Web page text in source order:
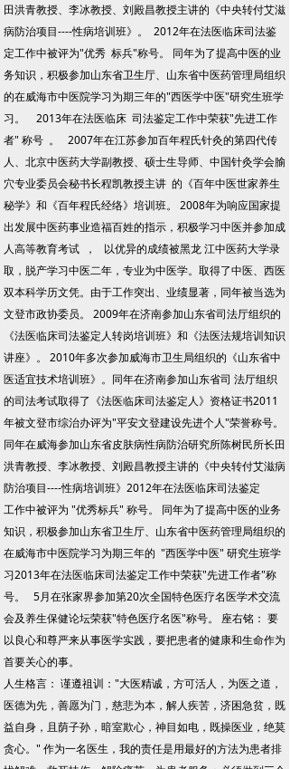
田洪青教授、李冰教授、刘殿昌教授主讲的《中央转付艾滋
病防治项目----性病培训班》。 2012年在法医临床司法鉴
定工作中被评为"优秀 标兵"称号。 同年为了提高中医的业
务知识，积极参加山东省卫生厅、山东省中医药管理局组织
的在威海市中医院学习为期三年的"西医学中医"研究生班学
习。 2013年在法医临床 司法鉴定工作中荣获"先进工作
者" 称号 。 2007年在江苏参加百年程氏针灸的第四代传
人、北京中医药大学副教授、硕士生导师、中国针灸学会腧
穴专业委员会秘书长程凯教授主讲 的《百年中医世家养生
秘学》和《百年程氏经络》培训班。 2008年为响应国家提
出发展中医药事业造福百姓的指示，积极学习中医并参加成
人高等教育考试 ， 以优异的成绩被黑龙 江中医药大学录
取，脱产学习中医二年，专业为中医学。取得了中医、西医
双本科学历文凭。由于工作突出、业绩显著，同年被当选为
文登市政协委员。 2009年在济南参加山东省司法厅组织的
《法医临床司法鉴定人转岗培训班》和《法医法规培训知识
讲座》。 2010年多次参加威海市卫生局组织的《山东省中
医适宜技术培训班》。同年在济南参加山东省司 法厅组织
的司法考试取得了《法医临床司法鉴定人》资格证书2011
年被文登市综治办评为"平安文登建设先进个人"荣誉称号。
同年在威海参加山东省皮肤病性病防治研究所陈树民所长田
洪青教授、李冰教授、刘殿昌教授主讲的《中央转付艾滋病
防治项目----性病培训班》2012年在法医临床司法鉴定
工作中被评为 "优秀标兵" 称号。 同年为了提高中医的业务
知识，积极参加山东省卫生厅、山东省中医药管理局组织的
在威海市中医院学习为期三年的 "西医学中医" 研究生班学
习2013年在法医临床司法鉴定工作中荣获"先进工作者"称
号。 5月在张家界参加第20次全国特色医疗名医学术交流
会及养生保健论坛荣获"特色医疗名医"称号。 座右铭： 要
以良心和尊严来从事医学实践，要把患者的健康和生命作为
首要关心的事。
人生格言： 谨遵祖训："大医精诚，方可活人，为医之道，
医德为先，善愿为门，慈悲为本，解人疾苦，济困急贫，既
益自身，且荫子孙，暗室欺心，神目如电，既操医业，绝莫
贪心。" 作为一名医生，我的责任是用最好的方法为患者排